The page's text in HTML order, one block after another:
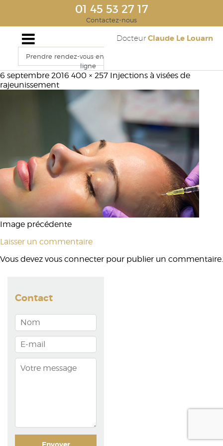
01 45 53 27 17
Contactez-nous
Docteur Claude Le Louarn
Prendre rendez-vous en
ligne
6 septembre 2016 400 × 257 Injections à visées de
rajeunissement
Image précédente
Laisser un commentaire
Vous devez vous connecter pour publier un commentaire.
Contact